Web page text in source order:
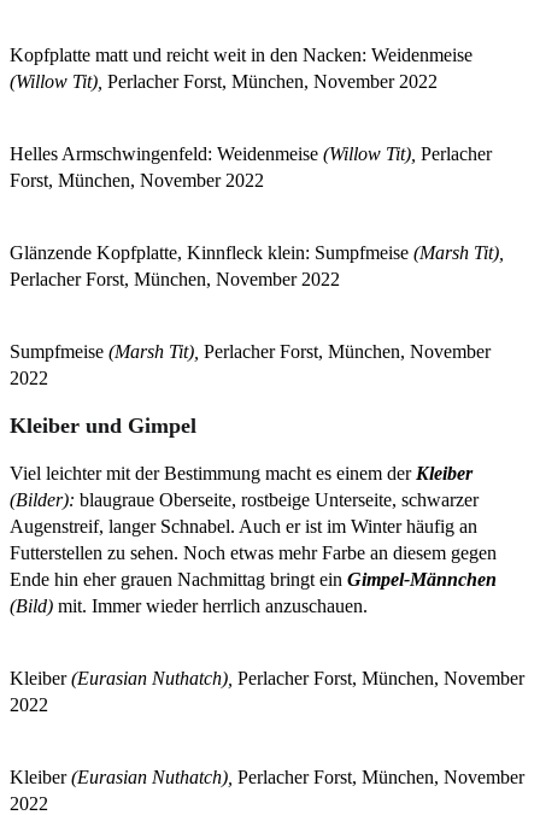
Kopfplatte matt und reicht weit in den Nacken: Weidenmeise
(Willow Tit), Perlacher Forst, München, November 2022
Helles Armschwingenfeld: Weidenmeise (Willow Tit), Perlacher
Forst, München, November 2022
Glänzende Kopfplatte, Kinnfleck klein: Sumpfmeise (Marsh Tit),
Perlacher Forst, München, November 2022
Sumpfmeise (Marsh Tit), Perlacher Forst, München, November
2022
Kleiber und Gimpel
Viel leichter mit der Bestimmung macht es einem der Kleiber
(Bilder): blaugraue Oberseite, rostbeige Unterseite, schwarzer
Augenstreif, langer Schnabel. Auch er ist im Winter häufig an
Futterstellen zu sehen. Noch etwas mehr Farbe an diesem gegen
Ende hin eher grauen Nachmittag bringt ein Gimpel-Männchen
(Bild) mit. Immer wieder herrlich anzuschauen.
Kleiber(Eurasian Nuthatch), Perlacher Forst, München, November
2022
Kleiber(Eurasian Nuthatch), Perlacher Forst, München, November
2022